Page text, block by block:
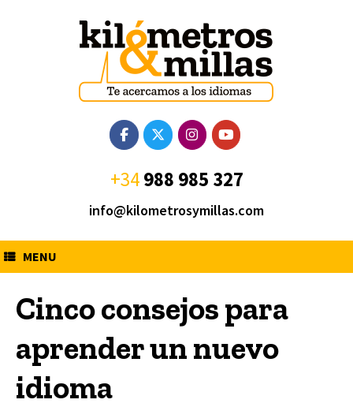
+34 988 985 327
info@kilometrosymillas.com
MENU
Cinco consejos para
aprender un nuevo
idioma